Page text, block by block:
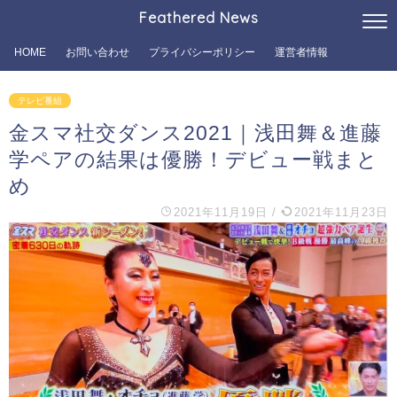
Feathered News
HOME お問い合わせ プライバシーポリシー 運営者情報
テレビ番組
金スマ社交ダンス2021｜浅田舞＆進藤
学ペアの結果は優勝！デビュー戦まと
め
2021年11月19日 / 2021年11月23日